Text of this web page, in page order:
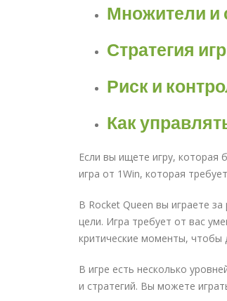
Множители и
Стратегия
Риск и
Как
Если вы ищете игру, которая
игра от 1Win, которая
В Rocket Queen вы играете
цели. Игра требует от вас
критические моменты, чтобы
В игре есть несколько
и стратегий. Вы можете